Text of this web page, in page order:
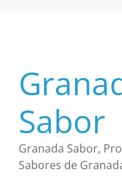
Sabor
Granada Sabor,
Sabores de